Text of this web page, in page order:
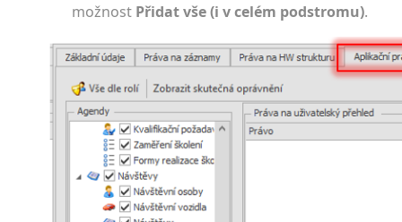
možnost Přidat vše (i v celém podstromu).